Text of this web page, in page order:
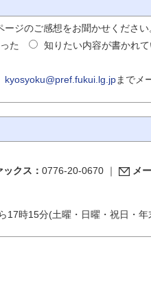
ジのご感想をお聞かせください
た 知りたい内容が書かれ
kyosyoku@pref.fukui.lg.jpまでメ
ックス： 0776-20-0670 ｜ メ
17時15分(土曜・日曜・祝日・年